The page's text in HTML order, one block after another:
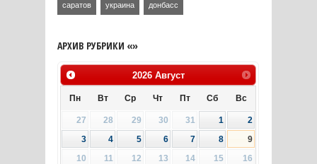
саратов украина донбасс
АРХИВ РУБРИКИ «»
2026 Август
Пн Вт Ср Чт Пт Сб Вс
27 28 29 30 31 1
2
3
4 5 6 7 8
9
10
11 12 13 14 15
16